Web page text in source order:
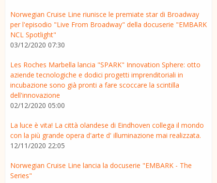
Norwegian Cruise Line riunisce le premiate star di Broadway
per l'episodio "Live From Broadway" della docuserie "EMBARK
NCL Spotlight"
03/12/2020 07:30
Les Roches Marbella lancia "SPARK" Innovation Sphere: otto
aziende tecnologiche e dodici progetti imprenditoriali in
incubazione sono già pronti a fare scoccare la scintilla
dell'innovazione
02/12/2020 05:00
La luce è vita! La città olandese di Eindhoven collega il mondo
con la più grande opera d'arte d' illuminazione mai realizzata.
12/11/2020 22:05
Norwegian Cruise Line lancia la docuserie "EMBARK - The
Series"